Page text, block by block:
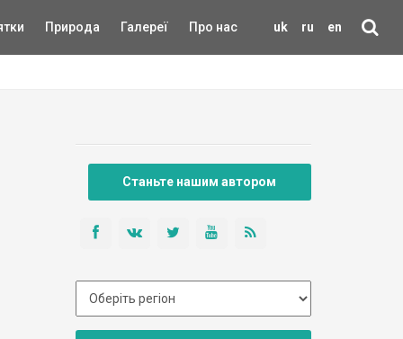
uk ru en
Природа Галереї Про нас
Станьте нашим автором